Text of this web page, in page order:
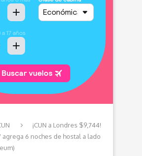
¡CUN a Londres $9,744!
agrega 6 noches de hostal a lado